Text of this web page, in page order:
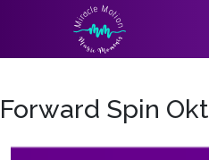
Forward Spin